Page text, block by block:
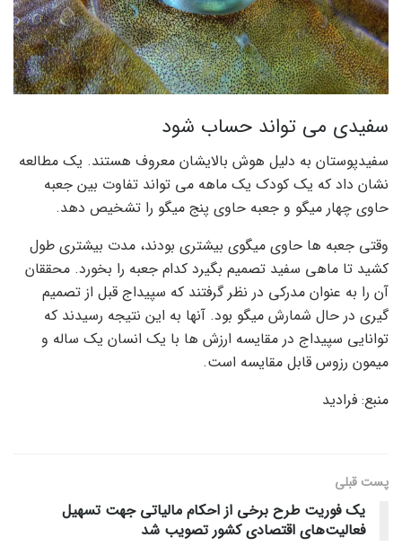
سفیدی می تواند حساب شود
سفیدپوستان به دلیل هوش بالایشان معروف هستند. یک مطالعه
نشان داد که یک کودک یک ماهه می تواند تفاوت بین جعبه
حاوی چهار میگو و جعبه حاوی پنج میگو را تشخیص دهد.
وقتی جعبه ها حاوی میگوی بیشتری بودند، مدت بیشتری طول
کشید تا ماهی سفید تصمیم بگیرد کدام جعبه را بخورد. محققان
آن را به عنوان مدرکی در نظر گرفتند که سپیداج قبل از تصمیم
گیری در حال شمارش میگو بود. آنها به این نتیجه رسیدند که
توانایی سپیداج در مقایسه ارزش ها با یک انسان یک ساله و
میمون رزوس قابل مقایسه است.
منبع: فرادید
پست قبلی
یک فوریت طرح برخی از احکام مالیاتی جهت تسهیل
فعالیت‌های اقتصادی کشور تصویب شد